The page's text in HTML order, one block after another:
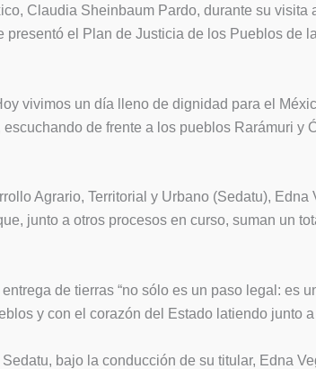
Claudia Sheinbaum Pardo, durante su
el Plan de Justicia de los Pueblos de
vivimos un día lleno de dignidad para el
de frente a los pueblos Rarámuri y
Agrario, Territorial y Urbano (Sedatu),
junto a otros procesos en curso, suman un
de tierras “no sólo es un paso legal: es
y con el corazón del Estado latiendo junto a
bajo la conducción de su titular, Edna